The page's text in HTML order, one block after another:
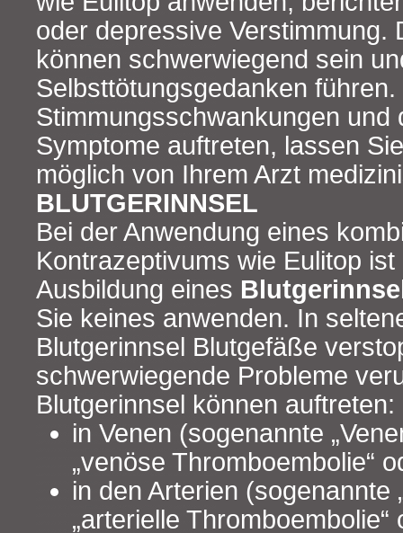
oder depressive Verstimmung.
können schwerwiegend sein
Selbsttötungsgedanken
Stimmungsschwankungen und
Symptome auftreten, lassen
möglich von Ihrem Arzt
BLUTGERINNSEL
Bei der Anwendung eines
Kontrazeptivums wie Eulitop
Ausbildung eines
Sie keines anwenden. In
Blutgerinnsel Blutgefäße
schwerwiegende Probleme
Blutgerinnsel können auftreten:
in Venen (sogenannte
„venöse Thromboembolie“
in den Arterien (sogenannte
„arterielle Thromboembolie“